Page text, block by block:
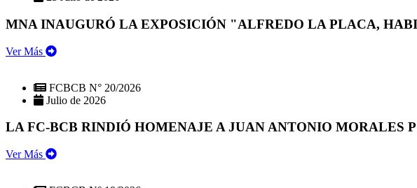
MNA INAUGURÓ LA EXPOSICIÓN "ALFREDO LA PLACA,
Ver Más
FCBCB N° 20/2026
Julio de 2026
LA FC-BCB RINDIÓ HOMENAJE A JUAN ANTONIO MORALES
Ver Más